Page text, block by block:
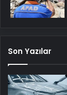
Son Yazılar